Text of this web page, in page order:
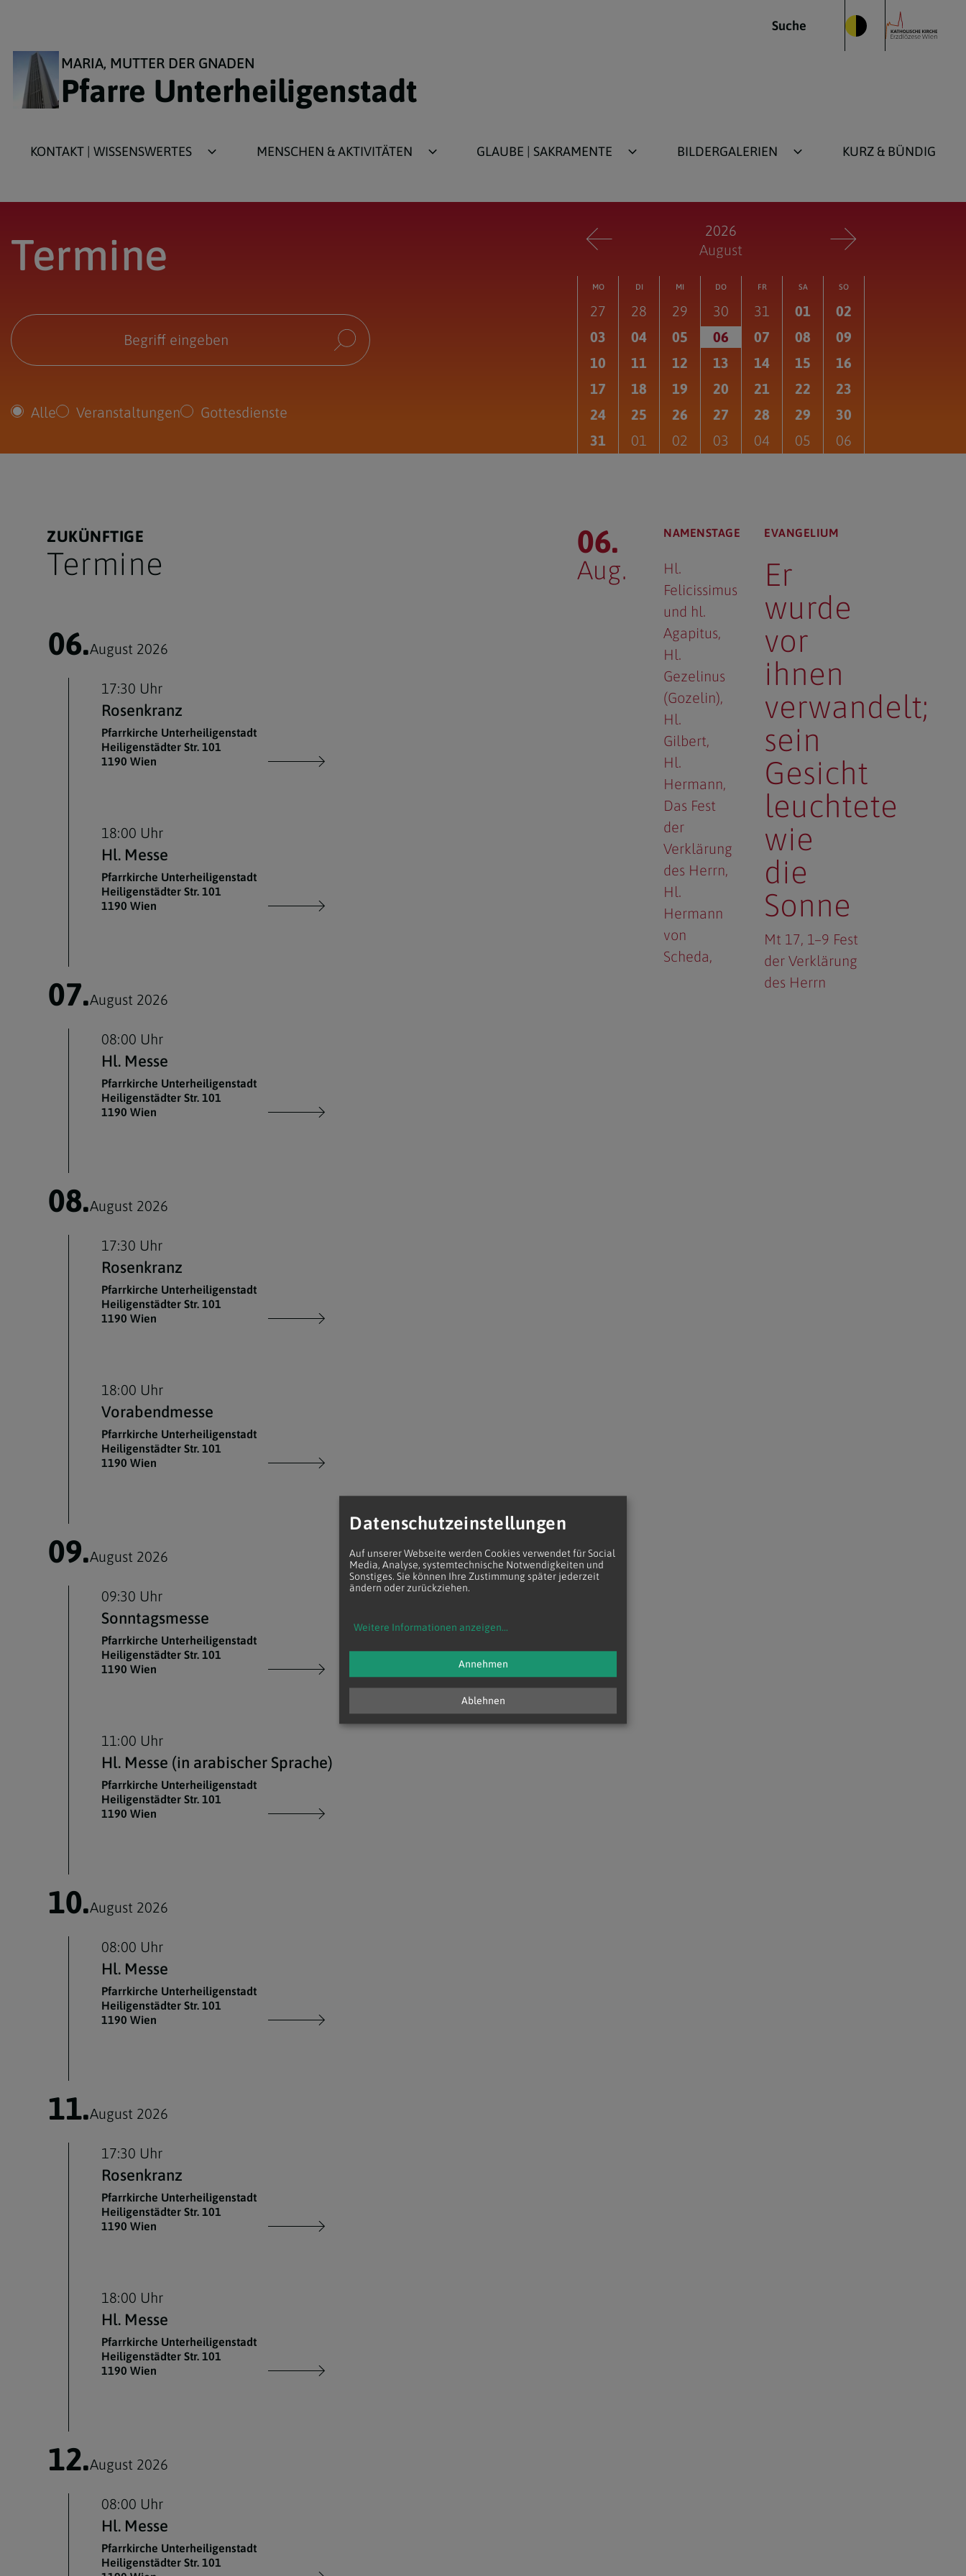
Suche
MARIA, MUTTER DER GNADEN
Pfarre Unterheiligenstadt
KONTAKT | WISSENSWERTES
MENSCHEN & AKTIVITÄTEN
GLAUBE | SAKRAMENTE
BILDERGALERIEN
KURZ & BÜNDIG
Termine
Alle Veranstaltungen Gottesdienste
2026
August
MO DI MI DO FR SA SO
27 28 29 30 31 01
02
03
04 05 06 07 08
09
10
11 12 13 14 15
16
17
18 19 20 21 22
23
24
25 26 27 28 29
30
31
01 02 03 04 05 06
ZUKÜNFTIGE
Termine
06.August 2026
17:30 Uhr
Rosenkranz
Pfarrkirche Unterheiligenstadt
Heiligenstädter Str. 101
1190 Wien
18:00 Uhr
Hl. Messe
Pfarrkirche Unterheiligenstadt
Heiligenstädter Str. 101
1190 Wien
07.August 2026
08:00 Uhr
Hl. Messe
Pfarrkirche Unterheiligenstadt
Heiligenstädter Str. 101
1190 Wien
08.August 2026
17:30 Uhr
Rosenkranz
Pfarrkirche Unterheiligenstadt
Heiligenstädter Str. 101
1190 Wien
18:00 Uhr
Vorabendmesse
Pfarrkirche Unterheiligenstadt
Heiligenstädter Str. 101
1190 Wien
09.August 2026
09:30 Uhr
Sonntagsmesse
Pfarrkirche Unterheiligenstadt
Heiligenstädter Str. 101
1190 Wien
11:00 Uhr
Hl. Messe (in arabischer Sprache)
Pfarrkirche Unterheiligenstadt
Heiligenstädter Str. 101
1190 Wien
10.August 2026
08:00 Uhr
Hl. Messe
Pfarrkirche Unterheiligenstadt
Heiligenstädter Str. 101
1190 Wien
11.August 2026
17:30 Uhr
Rosenkranz
Pfarrkirche Unterheiligenstadt
Heiligenstädter Str. 101
1190 Wien
18:00 Uhr
Hl. Messe
Pfarrkirche Unterheiligenstadt
Heiligenstädter Str. 101
1190 Wien
12.August 2026
08:00 Uhr
Hl. Messe
Pfarrkirche Unterheiligenstadt
Heiligenstädter Str. 101
06.
Aug.
NAMENSTAGE
Hl.
Felicissimus
und hl.
Agapitus
Hl.
Gezelinus
(Gozelin)
Hl.
Gilbert
Hl.
Hermann
Das Fest
der
Verklärung
des Herrn
Hl.
Hermann
von
Scheda
EVANGELIUM
Er
wurde
vor
ihnen
verwandelt;
sein
Gesicht
leuchtete
wie
die
Sonne
Mt 17, 1–9 Fest
der Verklärung
des Herrn
Datenschutzeinstellungen
Auf unserer Webseite werden Cookies verwendet für Social
Media, Analyse, systemtechnische Notwendigkeiten und
Sonstiges. Sie können Ihre Zustimmung später jederzeit
ändern oder zurückziehen.
Weitere Informationen anzeigen...
Ablehnen
Annehmen